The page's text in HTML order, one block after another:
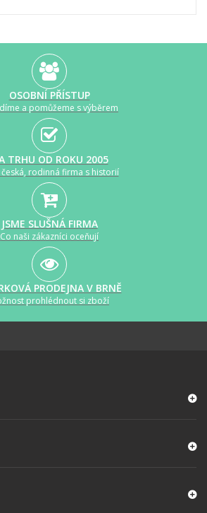
OSOBNÍ PŘÍSTUP
a pomůžeme s výběrem
TRHU OD ROKU 2005
česká, rodinná firma s historií
JSME SLUŠNÁ FIRMA
Co naši zákazníci oceňují
PRODEJNA V BRNĚ
prohlédnout si zboží